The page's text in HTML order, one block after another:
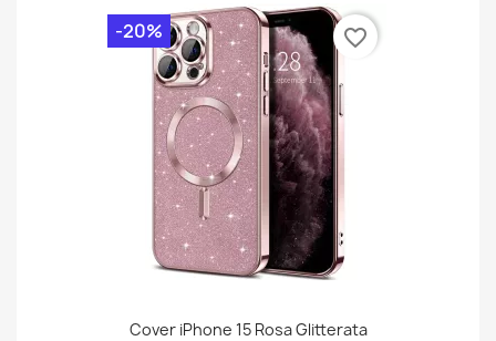
Cover iPhone 15 Rosa Glitterata
-20% favorite_border